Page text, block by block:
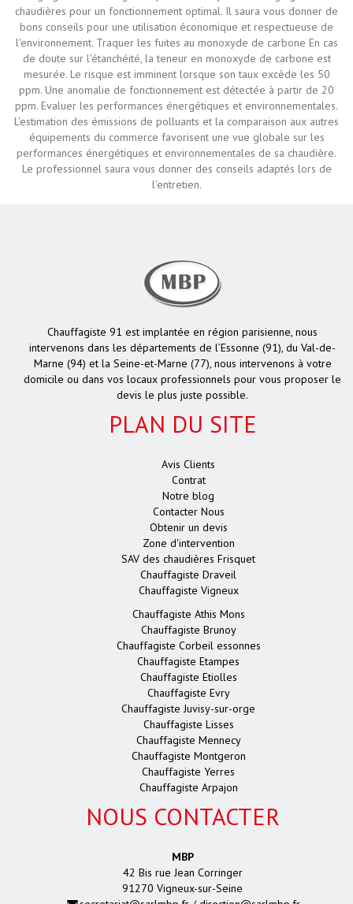
chaudières pour un fonctionnement optimal. Il saura vous donner de
bons conseils pour une utilisation économique et respectueuse de
l'environnement. Traquer les fuites au monoxyde de carbone En cas
de doute sur l'étanchéité, la teneur en monoxyde de carbone est
mesurée. Le risque est imminent lorsque son taux excède les 50
ppm. Une anomalie de fonctionnement est détectée à partir de 20
ppm. Evaluer les performances énergétiques et environnementales.
L'estimation des émissions de polluants et la comparaison aux autres
équipements du commerce favorisent une vue globale sur les
performances énergétiques et environnementales de sa chaudière.
Le professionnel saura vous donner des conseils adaptés lors de
l'entretien.
Chauffagiste 91 est implantée en région parisienne, nous
intervenons dans les départements de l’Essonne (91), du Val-de-
Marne (94) et la Seine-et-Marne (77), nous intervenons à votre
domicile ou dans vos locaux professionnels pour vous proposer le
devis le plus juste possible.
PLAN DU SITE
Avis Clients
Contrat
Notre blog
Contacter Nous
Obtenir un devis
Zone d'intervention
SAV des chaudières Frisquet
Chauffagiste Draveil
Chauffagiste Vigneux
Chauffagiste Athis Mons
Chauffagiste Brunoy
Chauffagiste Corbeil essonnes
Chauffagiste Etampes
Chauffagiste Etiolles
Chauffagiste Evry
Chauffagiste Juvisy-sur-orge
Chauffagiste Lisses
Chauffagiste Mennecy
Chauffagiste Montgeron
Chauffagiste Yerres
Chauffagiste Arpajon
NOUS CONTACTER
MBP
42 Bis rue Jean Corringer
91270 Vigneux-sur-Seine